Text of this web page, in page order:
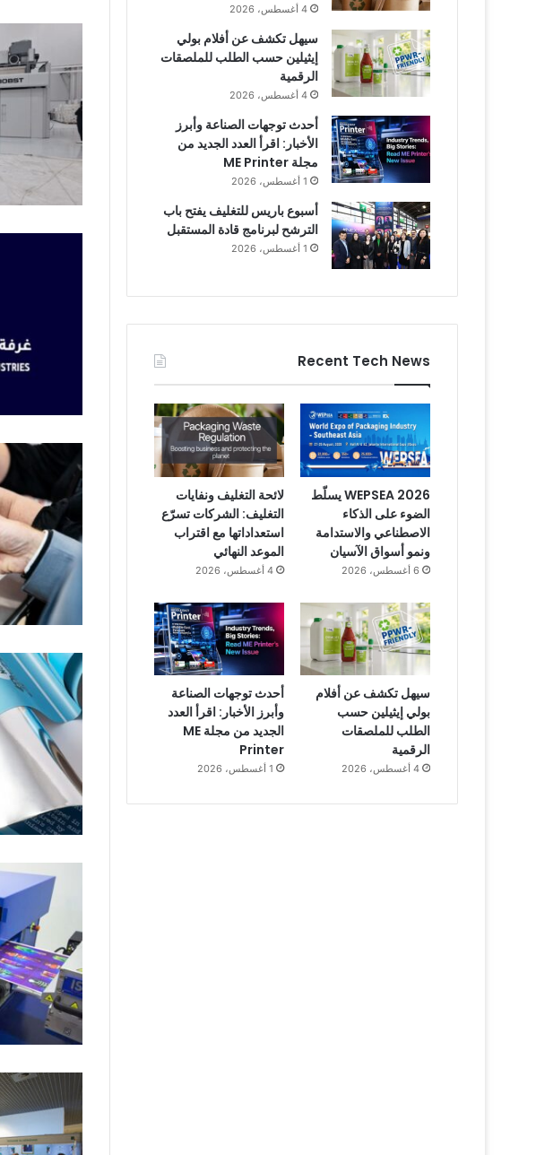
4 أغسطس، 2026
سيهل تكشف عن أفلام بولي
إيثيلين حسب الطلب للملصقات
الرقمية
4 أغسطس، 2026
أحدث توجهات الصناعة وأبرز
الأخبار: اقرأ العدد الجديد من
مجلة ME Printer
1 أغسطس، 2026
أسبوع باريس للتغليف يفتح باب
الترشح لبرنامج قادة المستقبل
1 أغسطس، 2026
Recent Tech News
WEPSEA 2026 يسلّط
الضوء على الذكاء
الاصطناعي والاستدامة
ونمو أسواق الآسيان
6 أغسطس، 2026
لائحة التغليف ونفايات
التغليف: الشركات تسرّع
استعداداتها مع اقتراب
الموعد النهائي
4 أغسطس، 2026
سيهل تكشف عن أفلام
بولي إيثيلين حسب
الطلب للملصقات
الرقمية
4 أغسطس، 2026
أحدث توجهات الصناعة
وأبرز الأخبار: اقرأ العدد
الجديد من مجلة ME
Printer
1 أغسطس، 2026